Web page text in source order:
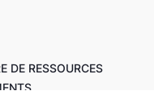
DE RESSOURCES